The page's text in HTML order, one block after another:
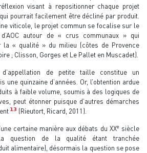
visant à repositionner chaque projet
qui pourrait facilement être décliné par produit.
viticole, le projet commun se focalise sur le
autour de « crus communaux » qui
la « qualité » du milieu (côtes de Provence
; Clisson, Gorges et Le Pallet en Muscadet).
d’appellation de petite taille constitue un
une quinzaine d’années. Or, l’obtention ardue
à faible volume, soumis à des logiques de
peut étonner puisque d’autres démarches
13 (Rieutort, Ricard, 2011).
certaine manière aux débats du XXe siècle
question de la qualité étant tranchée
alimentaire), désormais la question se pose